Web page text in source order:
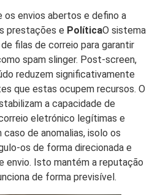
envios abertos e defino a
prestações e PolíticaO sistema
filas de correio para garantir
spam slinger. Post-screen,
reduzem significativamente
que estas ocupem recursos. O
a capacidade de
eletrónico legítimas e
de anomalias, isolo os
os de forma direcionada e
envio. Isto mantém a reputação
de forma previsível.